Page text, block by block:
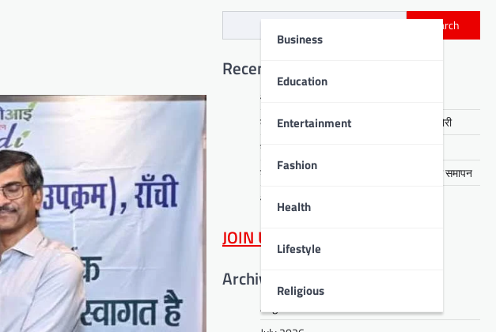
Business
Education
Entertainment
Fashion
Health
Lifestyle
Religious
Search
Recent Posts
आरती हेंब्रम हत्याकांड का खुलासा, तीन गिरफ्तार
कसमार में सेवानिवृत्त CCL कर्मी के घर लाखों की चोरी
नावाडीह में तीन अर्थियों ने रुलाया पूरा गांव
डीपीएस बोकारो में रंगारंग समूह नृत्य से ‘धरोहर’ का समापन
आईआईटी पटना में नशा मुक्ति का संदेश
JOIN US
Archives
August 2026